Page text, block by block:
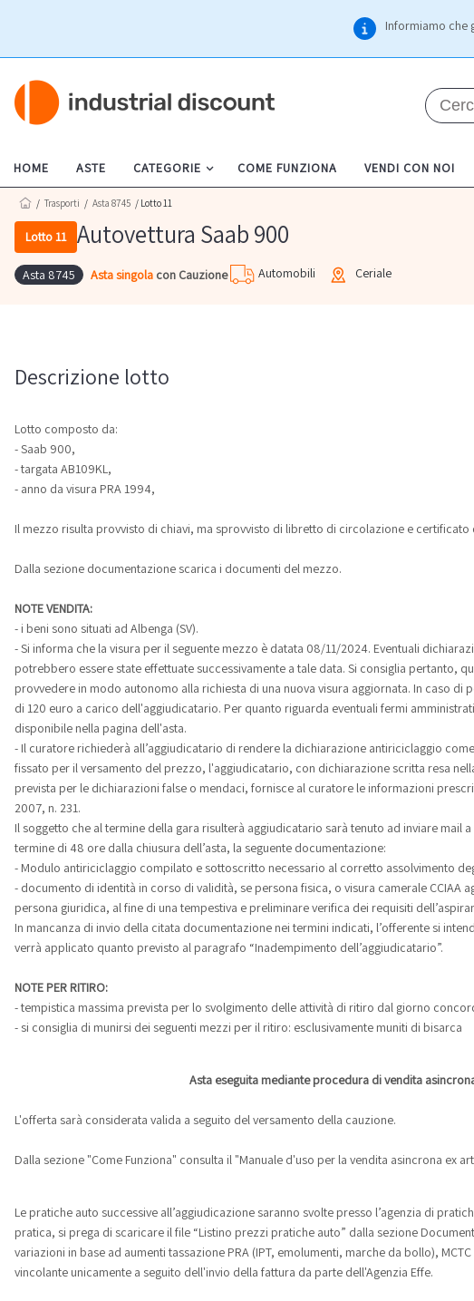
Informiamo che
HOME ASTE CATEGORIE COME FUNZIONA VENDI CON NOI
/ Trasporti / Asta 8745 / Lotto 11
Lotto 11 Autovettura Saab 900
Asta 8745 Asta singola con Cauzione Automobili Ceriale
Descrizione lotto
Lotto composto da:
- Saab 900,
- targata AB109KL,
- anno da visura PRA 1994,
Il mezzo risulta provvisto di chiavi, ma sprovvisto di libretto di circolazione e certificato
Dalla sezione documentazione scarica i documenti del mezzo.
NOTE VENDITA:
- i beni sono situati ad Albenga (SV).
- Si informa che la visura per il seguente mezzo è datata 08/11/2024. Eventuali
potrebbero essere state effettuate successivamente a tale data. Si consiglia pertanto,
provvedere in modo autonomo alla richiesta di una nuova visura aggiornata. In caso
di 120 euro a carico dell'aggiudicatario. Per quanto riguarda eventuali fermi
disponibile nella pagina dell'asta.
- Il curatore richiederà all’aggiudicatario di rendere la dichiarazione antiriciclaggio
fissato per il versamento del prezzo, l'aggiudicatario, con dichiarazione scritta resa
prevista per le dichiarazioni false o mendaci, fornisce al curatore le informazioni
2007, n. 231.
Il soggetto che al termine della gara risulterà aggiudicatario sarà tenuto ad inviare mail
termine di 48 ore dalla chiusura dell’asta, la seguente documentazione:
- Modulo antiriciclaggio compilato e sottoscritto necessario al corretto assolvimento
- documento di identità in corso di validità, se persona fisica, o visura camerale CCIAA
persona giuridica, al fine di una tempestiva e preliminare verifica dei requisiti
In mancanza di invio della citata documentazione nei termini indicati, l’offerente si
verrà applicato quanto previsto al paragrafo “Inadempimento dell’aggiudicatario”.
NOTE PER RITIRO:
- tempistica massima prevista per lo svolgimento delle attività di ritiro dal giorno
- si consiglia di munirsi dei seguenti mezzi per il ritiro: esclusivamente muniti di bisarca
Asta eseguita mediante procedura di vendita
L'offerta sarà considerata valida a seguito del versamento della cauzione.
Dalla sezione "Come Funziona" consulta il "Manuale d'uso per la vendita asincrona ex
Le pratiche auto successive all’aggiudicazione saranno svolte presso l’agenzia di
pratica, si prega di scaricare il file “Listino prezzi pratiche auto” dalla sezione
variazioni in base ad aumenti tassazione PRA (IPT, emolumenti, marche da bollo),
vincolante unicamente a seguito dell'invio della fattura da parte dell'Agenzia Effe.